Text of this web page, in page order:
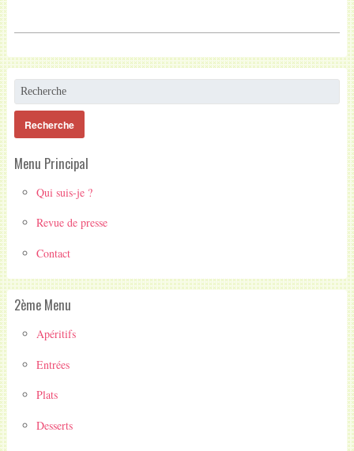
Menu Principal
Qui suis-je ?
Revue de presse
Contact
2ème Menu
Apéritifs
Entrées
Plats
Desserts